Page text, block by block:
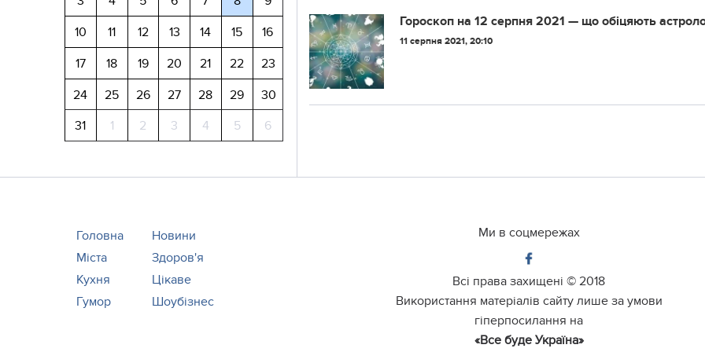
10
11 12 13 14 15
16
17
18 19 20 21 22
23
24
25 26 27 28 29
30
31
1 2 3 4 5 6
Гороскоп на 12 серпня 2021 — що обіцяють
11 серпня 2021, 20:10
Головна
Новини
Міста
Здоров'я
Кухня
Цікаве
Гумор
Шоубізнес
Ми в соцмережах
Всі права захищені © 2018
Використання матеріалів сайту лише за умови
гіперпосилання на
«Все буде Україна»